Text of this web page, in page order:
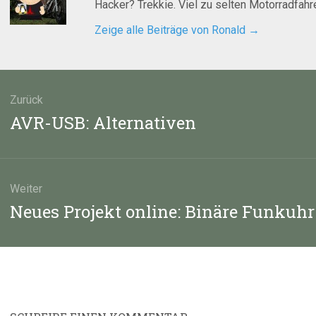
Hacker? Trekkie. Viel zu selten
Zeige alle Beiträge von Ronald →
Zurück
Vorheriger
AVR-USB: Alternativen
Weiter
Nächster
Neues Projekt online: Binäre Funkuhr